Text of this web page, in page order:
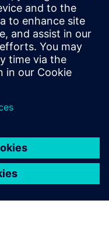
steht
Druck
Inflation,
und
geopolitische